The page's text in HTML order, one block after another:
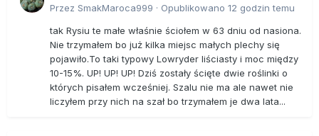
Przez SmakMaroca999 · Opublikowano 12 godzin temu
tak Rysiu te małe właśnie ściołem w 63 dniu od nasiona.
Nie trzymałem bo już kilka miejsc małych plechy się
pojawiło.To taki typowy Lowryder liściasty i moc między
10-15%. UP! UP! UP! Dziś zostały ścięte dwie roślinki o
których pisałem wcześniej. Szalu nie ma ale nawet nie
liczyłem przy nich na szał bo trzymałem je dwa lata...